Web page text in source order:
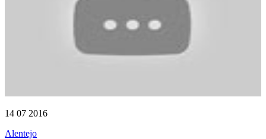
14 07 2016
Alentejo